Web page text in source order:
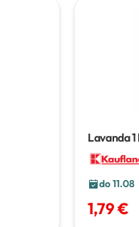
Lavanda
do 11.08
1,79 €